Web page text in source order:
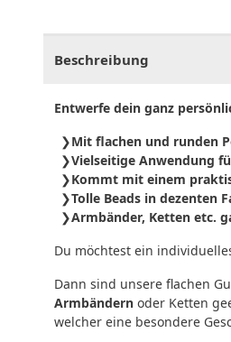
Beschreibung
Entwerfe dein ganz
Mit flachen und runden
Vielseitige Anwendung
Kommt mit einem
Tolle Beads in dezenten
Armbänder, Ketten etc.
Du möchtest ein
Dann sind unsere flachen
Armbändern oder Ketten
welcher eine besondere